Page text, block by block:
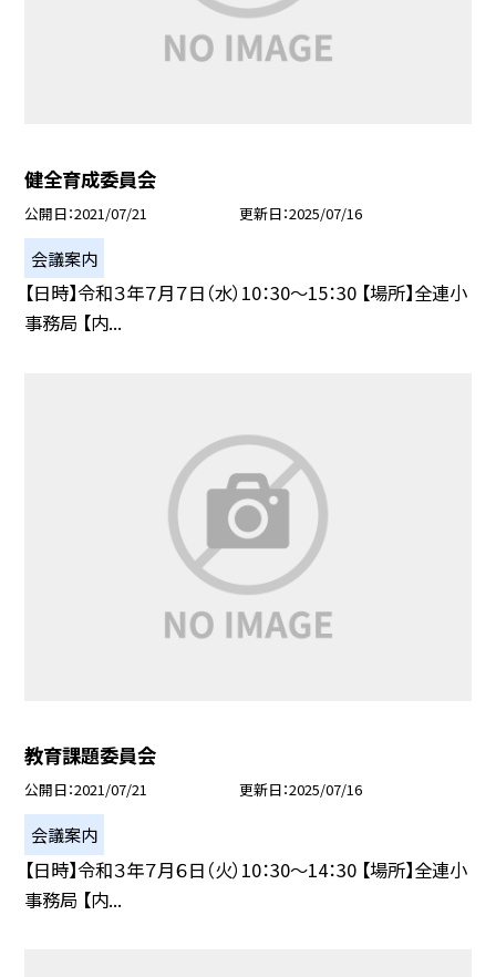
健全育成委員会
公開日 2021/07/21 更新日 2025/07/16
会議案内
【日時】令和３年７月７日（水）10：30〜15：30 【場所】全連小
事務局 【内...
教育課題委員会
公開日 2021/07/21 更新日 2025/07/16
会議案内
【日時】令和３年７月６日（火）10：30〜14：30 【場所】全連小
事務局 【内...